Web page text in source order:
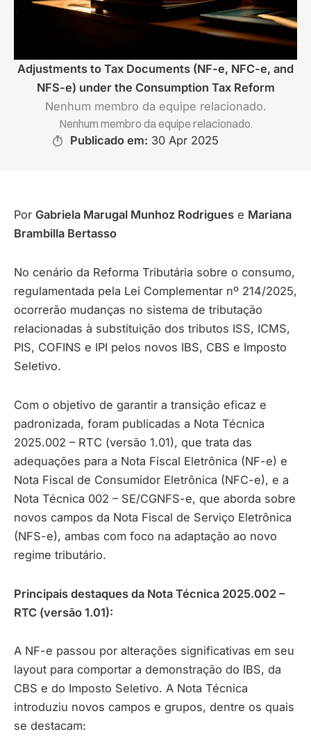
Adjustments to Tax Documents (NF-e, NFC-e, and
NFS-e) under the Consumption Tax Reform
Nenhum membro da equipe relacionado.
Nenhum membro da equipe relacionado.
Publicado em: 30 Apr 2025
Por Gabriela Marugal Munhoz Rodrigues e Mariana
Brambilla Bertasso
No cenário da Reforma Tributária sobre o consumo,
regulamentada pela Lei Complementar nº 214/2025,
ocorrerão mudanças no sistema de tributação
relacionadas à substituição dos tributos ISS, ICMS,
PIS, COFINS e IPI pelos novos IBS, CBS e Imposto
Seletivo.
Com o objetivo de garantir a transição eficaz e
padronizada, foram publicadas a Nota Técnica
2025.002 – RTC (versão 1.01), que trata das
adequações para a Nota Fiscal Eletrônica (NF-e) e
Nota Fiscal de Consumidor Eletrônica (NFC-e), e a
Nota Técnica 002 – SE/CGNFS-e, que aborda sobre
novos campos da Nota Fiscal de Serviço Eletrônica
(NFS-e), ambas com foco na adaptação ao novo
regime tributário.
Principais destaques da Nota Técnica 2025.002 –
RTC (versão 1.01):
A NF-e passou por alterações significativas em seu
layout para comportar a demonstração do IBS, da
CBS e do Imposto Seletivo. A Nota Técnica
introduziu novos campos e grupos, dentre os quais
se destacam: